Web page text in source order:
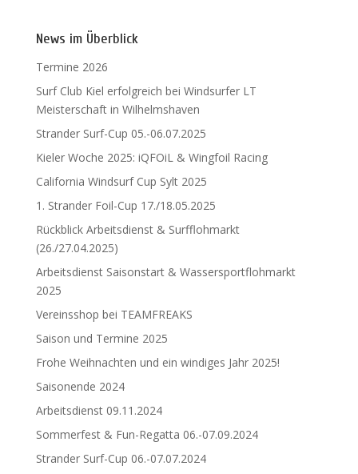
n
o
r
W
i
n
i
n
d
s
u
r
f
n
d
F
r
e
e
r
i
n
n
e
r
News im Überblick
Termine 2026
Surf Club Kiel erfolgreich bei Windsurfer LT
Meisterschaft in Wilhelmshaven
Strander Surf-Cup 05.-06.07.2025
Kieler Woche 2025: iQFOiL & Wingfoil Racing
California Windsurf Cup Sylt 2025
1. Strander Foil-Cup 17./18.05.2025
Rückblick Arbeitsdienst & Surfflohmarkt
(26./27.04.2025)
Arbeitsdienst Saisonstart & Wassersportflohmarkt
2025
Vereinsshop bei TEAMFREAKS
Saison und Termine 2025
Frohe Weihnachten und ein windiges Jahr 2025!
Saisonende 2024
Arbeitsdienst 09.11.2024
Sommerfest & Fun-Regatta 06.-07.09.2024
Strander Surf-Cup 06.-07.07.2024